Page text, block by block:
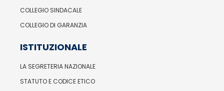
COLLEGIO SINDACALE
COLLEGIO DI GARANZIA
ISTITUZIONALE
LA SEGRETERIA NAZIONALE
STATUTO E CODICE ETICO